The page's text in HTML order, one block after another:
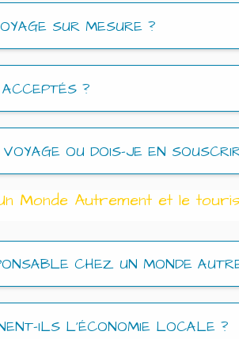
SUR MESURE ?
?
OU DOIS-JE EN
Monde Autrement et le
CHEZ UN MONDE
ILS L’ÉCONOMIE LOCALE ?